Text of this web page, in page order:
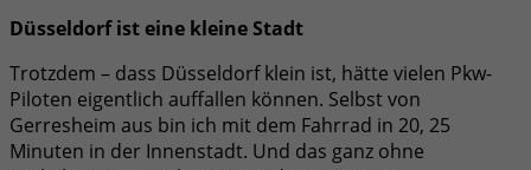
Düsseldorf ist eine kleine Stadt
Trotzdem – dass Düsseldorf klein ist, hätte vielen Pkw-
Piloten eigentlich auffallen können. Selbst von
Gerresheim aus bin ich mit dem Fahrrad in 20, 25
Minuten in der Innenstadt. Und das ganz ohne